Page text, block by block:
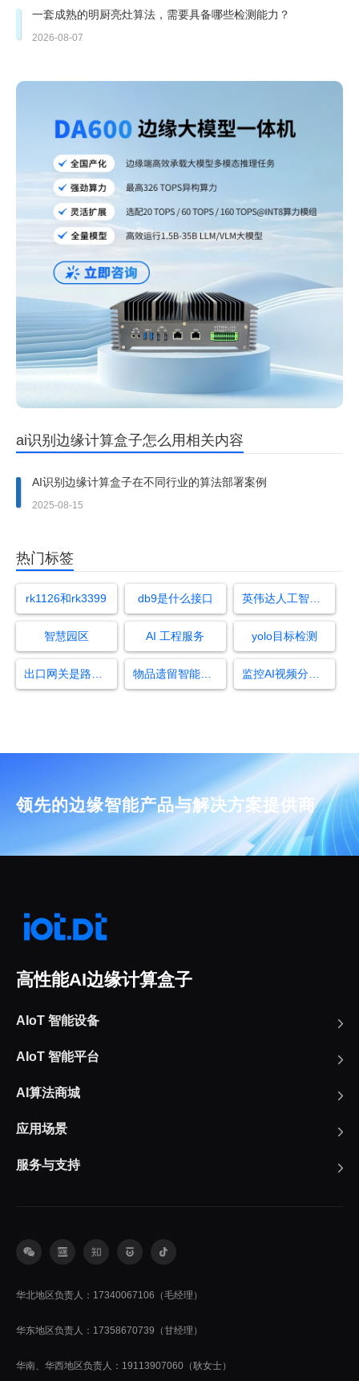
一套成熟的明厨亮灶算法，需要具备哪些检测能力？
2026-08-07
ai识别边缘计算盒子怎么用相关内容
AI识别边缘计算盒子在不同行业的算法部署案例
2025-08-15
热门标签
rk1126和rk3399 db9是什么接口 英伟达人工智能计算卡怎么样
智慧园区 AI 工程服务 yolo目标检测
出口网关是路由器吗 物品遗留智能检测 监控AI视频分析盒子
领先的边缘智能产品与解决方案提供商
高性能AI边缘计算盒子
AIoT 智能设备
AIoT 智能平台
AI算法商城
应用场景
服务与支持
华北地区负责人：17340067106（毛经理）
华东地区负责人：17358670739（甘经理）
华南、华西地区负责人：19113907060（耿女士）